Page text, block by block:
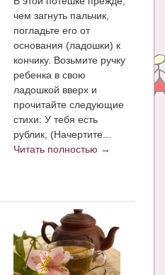
чем загнуть пальчик,
погладьте его от
основания (ладошки) к
кончику. Возьмите ручку
ребенка в свою
ладошкой вверх и
прочитайте следующие
стихи: У тебя есть
рублик, (Начертите...
Читать полностью →